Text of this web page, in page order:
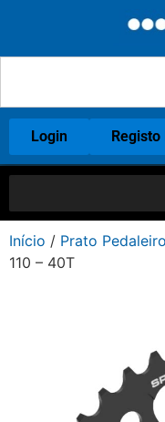
Login Registo
Início / Prato Pedaleiro
110 – 40T